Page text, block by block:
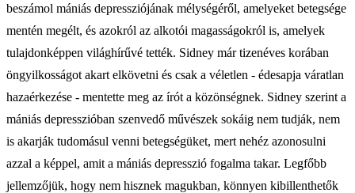
beszámol mániás depressziójának mélységéről, amelyeket betegsége
mentén megélt, és azokról az alkotói magasságokról is, amelyek
tulajdonképpen világhírűvé tették. Sidney már tizenéves korában
öngyilkosságot akart elkövetni és csak a véletlen - édesapja váratlan
hazaérkezése - mentette meg az írót a közönségnek. Sidney szerint a
mániás depresszióban szenvedő művészek sokáig nem tudják, nem
is akarják tudomásul venni betegségüket, mert nehéz azonosulni
azzal a képpel, amit a mániás depresszió fogalma takar. Legfőbb
jellemzőjük, hogy nem hisznek magukban, könnyen kibillenthetők